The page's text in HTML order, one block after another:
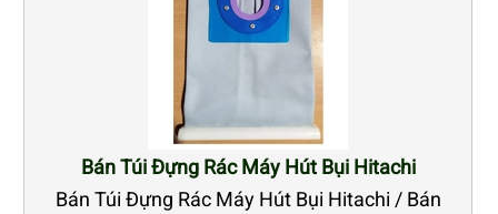
Bán Túi Đựng Rác Máy Hút Bụi Hitachi
Bán Túi Đựng Rác Máy Hút Bụi Hitachi / Bán